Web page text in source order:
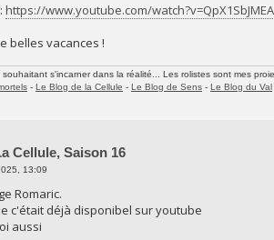
https://www.youtube.com/
belles vacances !
s'incarner dans la réalité... Les rolistes sont mes
- Le Blog de la Cellule - Le Blog de Sens - Le Blog du Val
Cellule, Saison 16
13:09
Romaric.
c'était déjà disponibel sur youtube
aussi